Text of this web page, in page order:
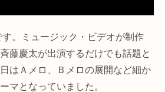
。ミュージック・ビデオが制作
藤慶太が出演するだけでも話題と
はＡメロ、Ｂメロの展開など細か
マとなっていました。